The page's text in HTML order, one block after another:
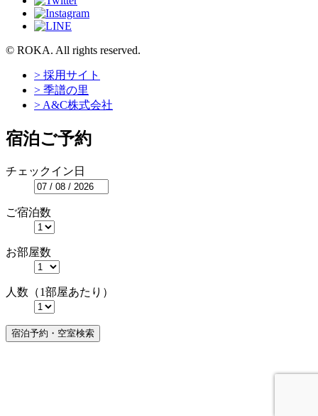
© ROKA. All rights reserved.
> 採用サイト
> 季譜の里
> A&C株式会社
宿泊ご予約
チェックイン日
ご宿泊数
お部屋数
人数（1部屋あたり）
宿泊予約・ 空室検索